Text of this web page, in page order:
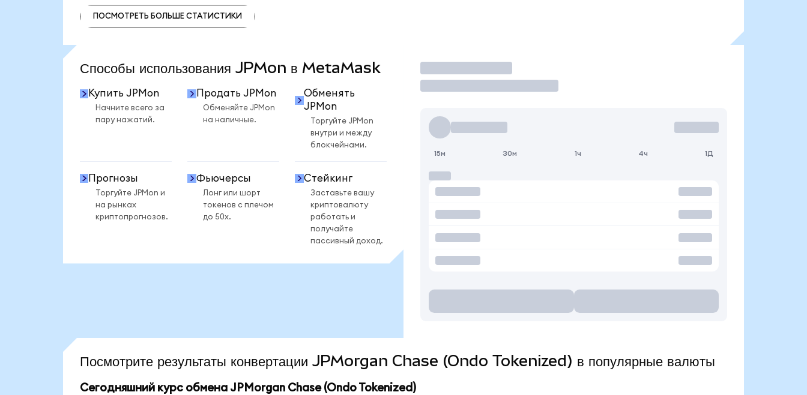
ПОСМОТРЕТЬ БОЛЬШЕ СТАТИСТИКИ
Способы использования JPMon в MetaMask
Купить JPMon
Начните всего за
пару нажатий.
Продать JPMon
Обменяйте JPMon
на наличные.
Обменять
JPMon
Торгуйте JPMon
внутри и между
блокчейнами.
Прогнозы
Торгуйте JPMon и
на рынках
криптопрогнозов.
Фьючерсы
Лонг или шорт
токенов с плечом
до 50x.
Стейкинг
Заставьте вашу
криптовалюту
работать и
получайте
пассивный доход.
Торговать
15м 30м 1ч 4ч 1Д
Посмотрите результаты конвертации JPMorgan Chase (Ondo Tokenized) в популярные валюты
Сегодняшний курс обмена JPMorgan Chase (Ondo Tokenized)